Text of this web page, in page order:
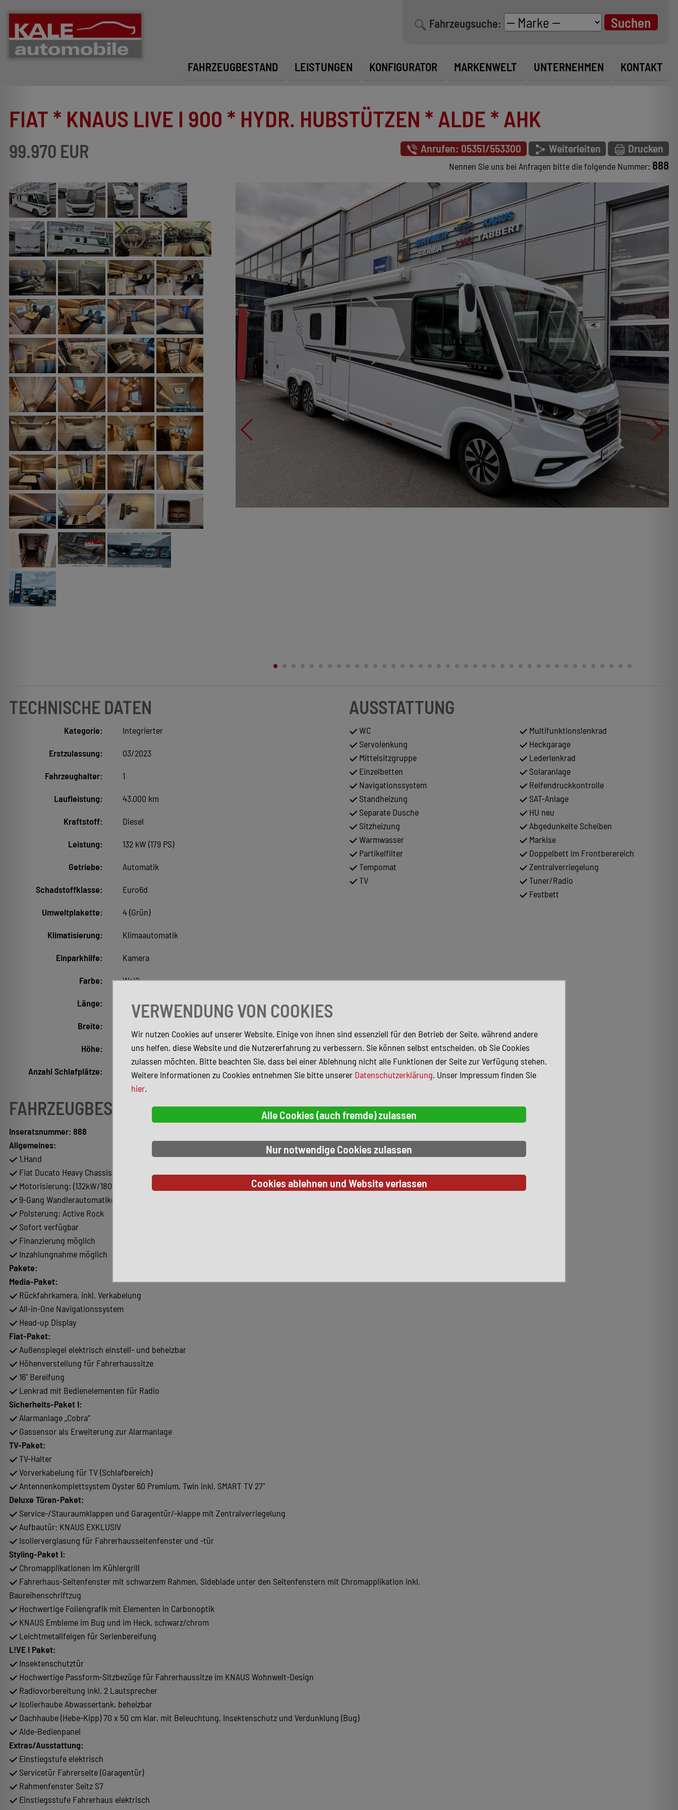
Fahrzeugsuche:
FAHRZEUGBESTAND LEISTUNGEN KONFIGURATOR MARKENWELT UNTERNEHMEN KONTAKT
FIAT * KNAUS LIVE I 900 * HYDR. HUBSTÜTZEN * ALDE * AHK
99.970 EUR Anrufen: 05351/553300 Weiterleiten Drucken
Nennen Sie uns bei Anfragen bitte die folgende Nummer: 888
TECHNISCHE DATEN
Kategorie: Integrierter
Erstzulassung: 03/2023
Fahrzeughalter: 1
Laufleistung: 43.000 km
Kraftstoff: Diesel
Leistung: 132 kW (179 PS)
Getriebe: Automatik
Schadstoffklasse: Euro6d
Umweltplakette: 4 (Grün)
Klimatisierung: Klimaautomatik
Einparkhilfe: Kamera
Farbe: Weiß
Länge: 8.820 mm
Breite:
Höhe: 0 mm
Anzahl Schlafplätze:
AUSSTATTUNG
WC
Servolenkung
Mittelsitzgruppe
Einzelbetten
Navigationssystem
Standheizung
Separate Dusche
Sitzheizung
Warmwasser
Partikelfilter
Tempomat
TV
Multifunktionslenkrad
Heckgarage
Lederlenkrad
Solaranlage
Reifendruckkontrolle
SAT-Anlage
HU neu
Abgedunkelte Scheiben
Markise
Doppelbett im Frontberereich
Zentralverriegelung
Tuner/Radio
Festbett
FAHRZEUGBESCHREIBUNG
Inseratsnummer: 888
Allgemeines:
1.Hand
Fiat Ducato Heavy Chassis
Motorisierung: (132kW/180PS)
9-Gang Wandlerautomatikgetriebe
Polsterung: Active Rock
Sofort verfügbar
Finanzierung möglich
Inzahlungnahme möglich
Pakete:
Media-Paket:
Rückfahrkamera, inkl. Verkabelung
All-in-One Navigationssystem
Head-up Display
Fiat-Paket:
Außenspiegel elektrisch einstell- und beheizbar
Höhenverstellung für Fahrerhaussitze
16" Bereifung
Lenkrad mit Bedienelementen für Radio
Sicherheits-Paket I:
Alarmanlage „Cobra“
Gassensor als Erweiterung zur Alarmanlage
TV-Paket:
TV-Halter
Vorverkabelung für TV (Schlafbereich)
Antennenkomplettsystem Oyster 60 Premium, Twin inkl. SMART TV 27"
Deluxe Türen-Paket:
Service-/Stauraumklappen und Garagentür/-klappe mit Zentralverriegelung
Aufbautür: KNAUS EXKLUSIV
Isolierverglasung für Fahrerhausseitenfenster und -tür
Styling-Paket I:
Chromapplikationen im Kühlergrill
Fahrerhaus-Seitenfenster mit schwarzem Rahmen, Sideblade unter den Seitenfenstern mit Chromapplikation inkl.
Baureihenschriftzug
Hochwertige Foliengrafik mit Elementen in Carbonoptik
KNAUS Embleme im Bug und im Heck, schwarz/chrom
Leichtmetallfelgen für Serienbereifung
L!VE I Paket:
Insektenschutztür
Hochwertige Passform-Sitzbezüge für Fahrerhaussitze im KNAUS Wohnwelt-Design
Radiovorbereitung inkl. 2 Lautsprecher
Isolierhaube Abwassertank, beheizbar
Dachhaube (Hebe-Kipp) 70 x 50 cm klar, mit Beleuchtung, Insektenschutz und Verdunklung (Bug)
Alde-Bedienpanel
Extras/Ausstattung:
Einstiegstufe elektrisch
Servicetür Fahrerseite (Garagentür)
Rahmenfenster Seitz S7
Einstiegsstufe Fahrerhaus elektrisch
VERWENDUNG VON COOKIES
Wir nutzen Cookies auf unserer Website. Einige von ihnen sind essenziell für den Betrieb der Seite, während andere
uns helfen, diese Website und die Nutzererfahrung zu verbessern. Sie können selbst entscheiden, ob Sie Cookies
zulassen möchten. Bitte beachten Sie, dass bei einer Ablehnung nicht alle Funktionen der Seite zur Verfügung stehen.
Weitere Informationen zu Cookies entnehmen Sie bitte unserer Datenschutzerklärung. Unser Impressum finden Sie
hier.